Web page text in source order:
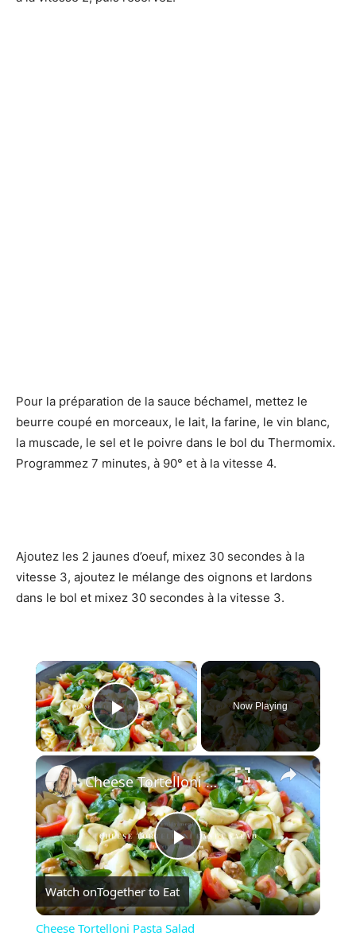
Pour la préparation de la sauce béchamel, mettez le
beurre coupé en morceaux, le lait, la farine, le vin blanc,
la muscade, le sel et le poivre dans le bol du Thermomix.
Programmez 7 minutes, à 90° et à la vitesse 4.
Ajoutez les 2 jaunes d’oeuf, mixez 30 secondes à la
vitesse 3, ajoutez le mélange des oignons et lardons
dans le bol et mixez 30 secondes à la vitesse 3.
×
Play Video
Now Playing
×
Play
Video
Cheese Tortelloni Pasta Salad
Watch onTogether to Eat
Cheese Tortelloni Pasta Salad